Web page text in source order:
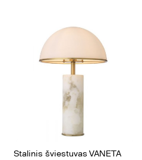
Stalinis šviestuvas VANETA